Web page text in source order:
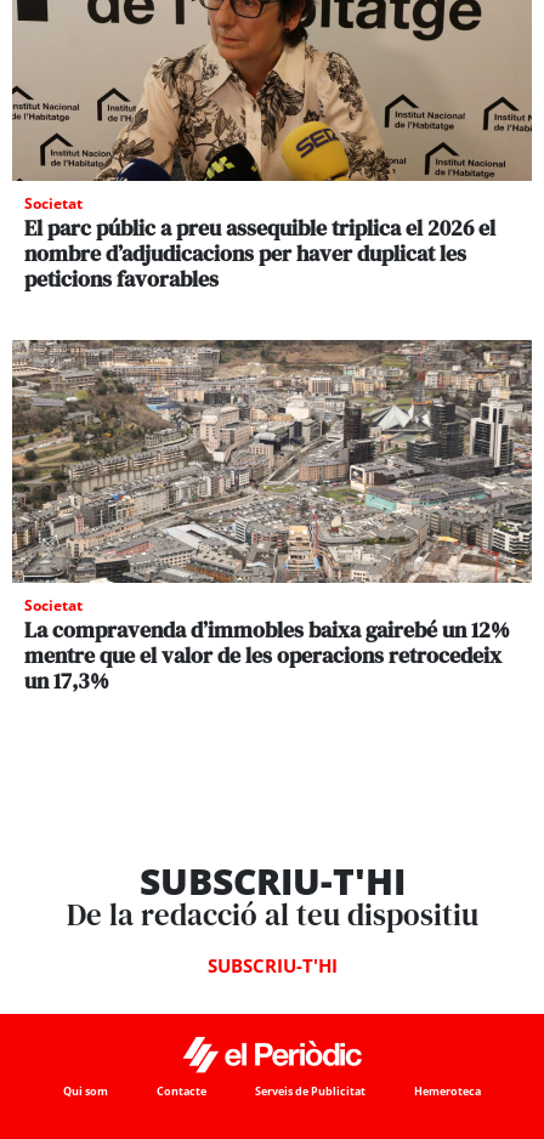
Societat
El parc públic a preu assequible triplica el 2026 el
nombre d’adjudicacions per haver duplicat les
peticions favorables
Societat
La compravenda d’immobles baixa gairebé un 12%
mentre que el valor de les operacions retrocedeix
un 17,3%
SUBSCRIU-T'HI
De la redacció al teu dispositiu
SUBSCRIU-T'HI
Qui som Contacte Serveis de Publicitat Hemeroteca